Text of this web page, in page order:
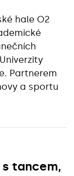
hale O2
Partnerem
a sportu
tancem,